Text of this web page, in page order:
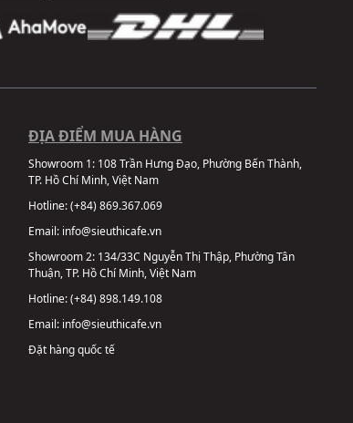
ĐỊA ĐIỂM MUA HÀNG
Showroom 1: 108 Trần Hưng Đạo, Phường Bến Thành,
TP. Hồ Chí Minh, Việt Nam
Hotline:(+84) 869.367.069
Email: info@sieuthicafe.vn
Showroom 2: 134/33C Nguyễn Thị Thập, Phường Tân
Thuận, TP. Hồ Chí Minh, Việt Nam
Hotline:(+84) 898.149.108
Email: info@sieuthicafe.vn
Đặt hàng quốc tế